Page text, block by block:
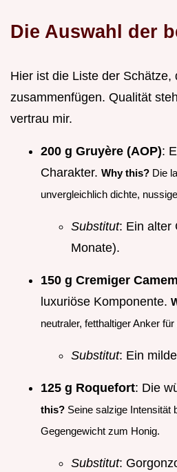
Die Auswahl der
Hier ist die Liste der Schätze,
zusammenfügen. Qualität
vertrau mir.
200 g Gruyère (AOP):
Charakter. Why this? Die
unvergleichlich dichte,
Substitut: Ein alter
Monate).
150 g Cremiger
luxuriöse Komponente.
neutraler, fetthaltiger Anker
Substitut: Ein
125 g Roquefort: Die
this? Seine salzige Intensität
Gegengewicht zum Honig.
Substitut: